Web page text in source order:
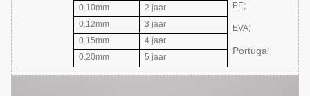
PE;
EVA;
Portugal
0.10mm
2 jaar
0.12mm
3 jaar
0.15mm
4 jaar
0.20mm
5 jaar